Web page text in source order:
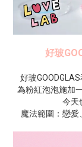
好玻
好玻
為粉紅泡泡施加
今天
魔法範圍：戀